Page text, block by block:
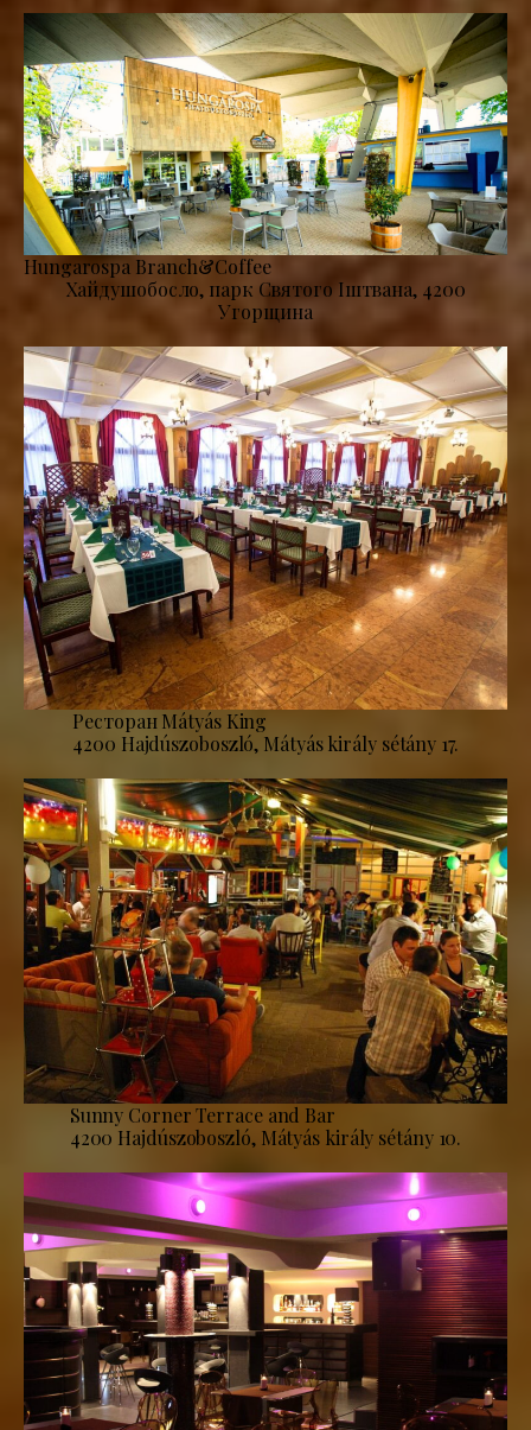
Hungarospa Branch&Coffee
Хайдушобосло, парк Святого Іштвана, 4200
Угорщина
Ресторан Mátyás King
4200 Hajdúszoboszló, Mátyás király sétány 17.
Sunny Corner Terrace and Bar
4200 Hajdúszoboszló, Mátyás király sétány 10.